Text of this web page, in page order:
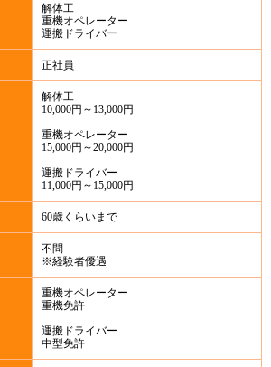
解体工
重機オペレーター
運搬ドライバー
正社員
解体工
10,000円～13,000円
重機オペレーター
15,000円～20,000円
運搬ドライバー
11,000円～15,000円
60歳くらいまで
不問
※経験者優遇
重機オペレーター
重機免許
運搬ドライバー
中型免許